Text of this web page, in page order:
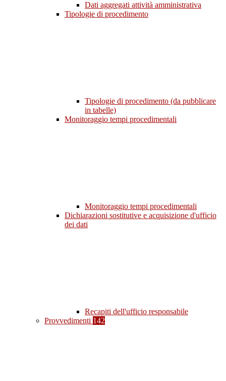
Dati aggregati attività amministrativa
Tipologie di procedimento
Tipologie di procedimento (da pubblicare
in tabelle)
Monitoraggio tempi procedimentali
Monitoraggio tempi procedimentali
Dichiarazioni sostitutive e acquisizione d'ufficio
dei dati
Recapiti dell'ufficio responsabile
Provvedimenti 142